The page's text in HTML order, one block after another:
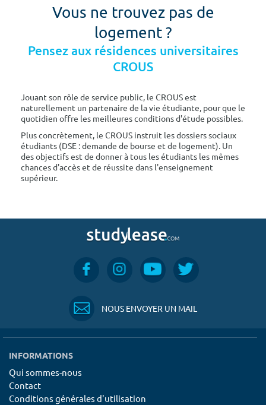
Vous ne trouvez pas de
logement ?
Pensez aux résidences universitaires
CROUS
Jouant son rôle de service public, le CROUS est
naturellement un partenaire de la vie étudiante, pour que le
quotidien offre les meilleures conditions d'étude possibles.
Plus concrètement, le CROUS instruit les dossiers sociaux
étudiants (DSE : demande de bourse et de logement). Un
des objectifs est de donner à tous les étudiants les mêmes
chances d'accès et de réussite dans l'enseignement
supérieur.
NOUS ENVOYER UN MAIL
INFORMATIONS
Qui sommes-nous
Contact
Conditions générales d'utilisation